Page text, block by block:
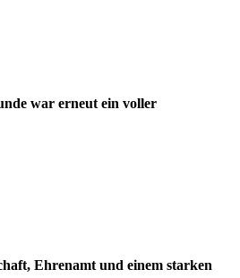
war erneut ein voller
Ehrenamt und einem starken